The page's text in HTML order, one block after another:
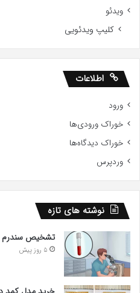
ویدئو
کلیپ ویدئویی
اطلاعات
ورود
خوراک ورودی‌ها
خوراک دیدگاه‌ها
وردپرس
نوشته های تازه
تشخیص سندرم
5 روز پیش